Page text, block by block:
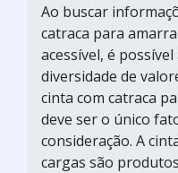
Ao buscar
catraca para
acessível, é
diversidade de
cinta com catraca
deve ser o único
consideração. A
cargas são